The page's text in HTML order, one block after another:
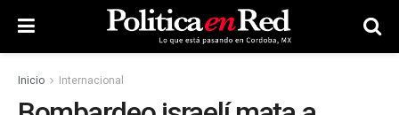
Inicio Internacional